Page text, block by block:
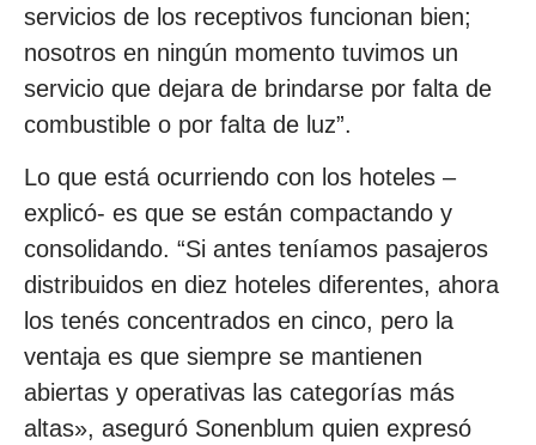
servicios de los receptivos funcionan bien;
nosotros en ningún momento tuvimos un
servicio que dejara de brindarse por falta de
combustible o por falta de luz”.
Lo que está ocurriendo con los hoteles –
explicó- es que se están compactando y
consolidando. “Si antes teníamos pasajeros
distribuidos en diez hoteles diferentes, ahora
los tenés concentrados en cinco, pero la
ventaja es que siempre se mantienen
abiertas y operativas las categorías más
altas», aseguró Sonenblum quien expresó